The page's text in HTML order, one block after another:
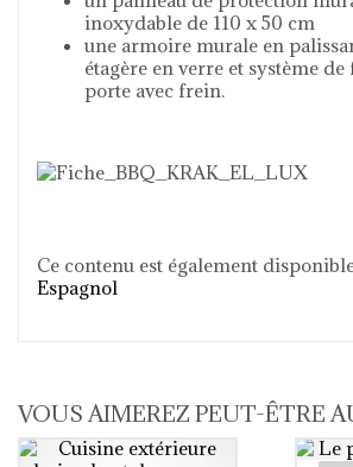
inoxydable de 110 x 50 cm
une armoire murale en
étagère en verre et système
porte avec frein.
Ce contenu est également
Espagnol
VOUS AIMEREZ PEUT-ÊTRE